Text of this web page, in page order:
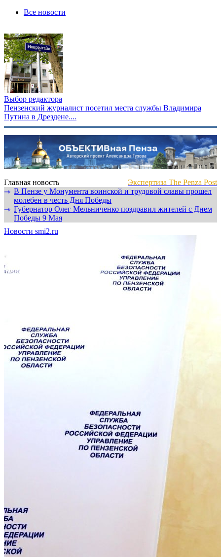
Все новости
Выбор редактора
Пензенский журналист посетил места службы Владимира
Путина в Дрездене....
Главная новость
Экспертиза The Penza Post
⇾ В Пензе у Монумента воинской и трудовой славы прошел
молебен в честь Дня Победы
⇾ Губернатор Олег Мельниченко поздравил жителей с Днем
Победы 9 Мая
Новости smi2.ru